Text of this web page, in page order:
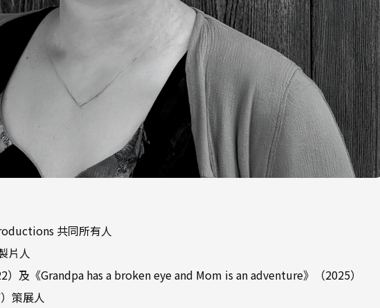
共同所有人
片人
及《Grandpa has a broken eye and Mom is an adventure》（2025）
策展人